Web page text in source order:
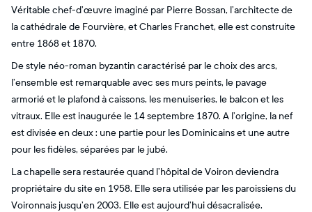
Véritable chef-d’œuvre imaginé par Pierre Bossan, l’architecte de
la cathédrale de Fourvière, et Charles Franchet, elle est construite
entre 1868 et 1870.
De style néo-roman byzantin caractérisé par le choix des arcs,
l’ensemble est remarquable avec ses murs peints, le pavage
armorié et le plafond à caissons, les menuiseries, le balcon et les
vitraux. Elle est inaugurée le 14 septembre 1870. A l’origine, la nef
est divisée en deux : une partie pour les Dominicains et une autre
pour les fidèles, séparées par le jubé.
La chapelle sera restaurée quand l’hôpital de Voiron deviendra
propriétaire du site en 1958. Elle sera utilisée par les paroissiens du
Voironnais jusqu’en 2003. Elle est aujourd’hui désacralisée.